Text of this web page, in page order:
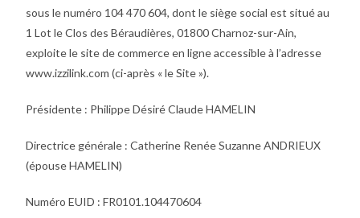
sous le numéro 104 470 604, dont le siège social est situé au
1 Lot le Clos des Béraudières, 01800 Charnoz-sur-Ain,
exploite le site de commerce en ligne accessible à l’adresse
www.izzilink.com (ci-après « le Site »).
Présidente : Philippe Désiré Claude HAMELIN
Directrice générale : Catherine Renée Suzanne ANDRIEUX
(épouse HAMELIN)
Numéro EUID : FR0101.104470604